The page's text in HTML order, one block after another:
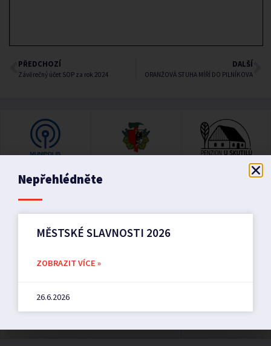
PŘEDCHOZÍ
Závěrečný účet SOP za rok 2024
DALŠÍ
ORANŽOVÁ STUHA MÍŘÍ DO PILNÍKOVA
Nepřehlédněte
MĚSTSKÉ SLAVNOSTI 2026
ZOBRAZIT VÍCE »
26.6.2026